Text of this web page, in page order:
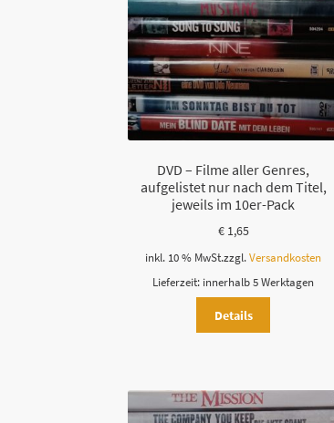
DVD – Filme aller Genres,
aufgelistet nur nach dem Titel,
jeweils im 10er-Pack
€1,65
inkl. 10 % MwSt.zzgl.Versandkosten
Lieferzeit: innerhalb 5 Werktagen
Details